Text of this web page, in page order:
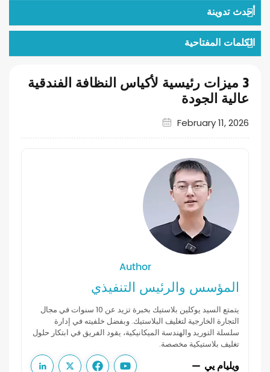
أحدث تدوينة
الكلمات المفتاحية
3 ميزات رئيسية لأكياس النظافة الفندقية
عالية الجودة
February 11, 2026
Author
المؤسس والرئيس التنفيذي
يتمتع السيد يوكلين بلاستيك بخبرة تزيد عن 10 سنوات في مجال
التجارة الخارجية لتغليف البلاستيك. وبفضل خلفيته في إدارة
سلسلة التوريد والهندسة الميكانيكية، يقود الفريق في ابتكار حلول
تغليف بلاستيكية مخصصة.
ويليام يي